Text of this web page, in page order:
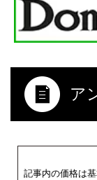
ア
記事内の価格は